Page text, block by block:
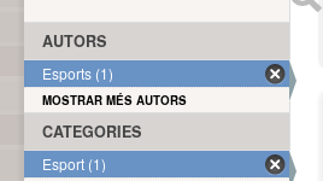
AUTORS
Esports (1)
MOSTRAR MÉS AUTORS
CATEGORIES
Esport (1)